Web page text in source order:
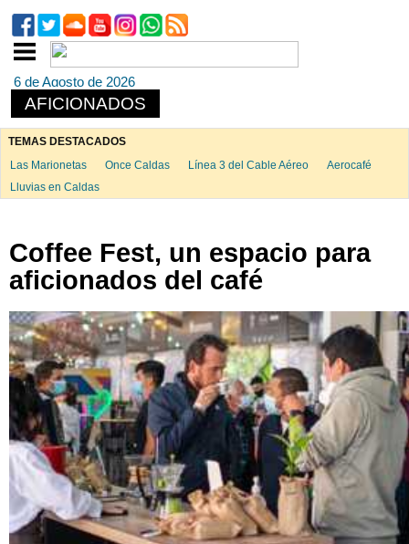
6 de Agosto de 2026
AFICIONADOS
TEMAS DESTACADOS
Las Marionetas
Once Caldas Línea 3 del Cable Aéreo
Aerocafé
Lluvias en Caldas
Coffee Fest, un espacio para
aficionados del café